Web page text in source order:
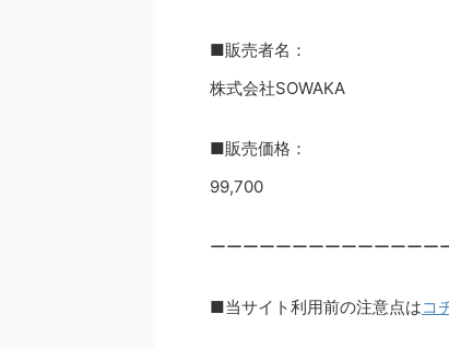
■販売者名：
株式会社SOWAKA
■販売価格：
99,700
ーーーーーーーーーーーーーー
■当サイト利用前の注意点はコ